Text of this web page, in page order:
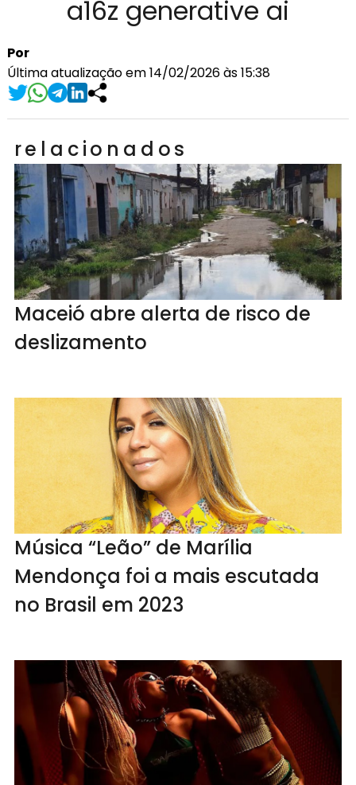
a16z generative ai
Por
Última atualização em 14/02/2026 às 15:38
relacionados
Maceió abre alerta de risco de
deslizamento
Música “Leão” de Marília
Mendonça foi a mais escutada
no Brasil em 2023